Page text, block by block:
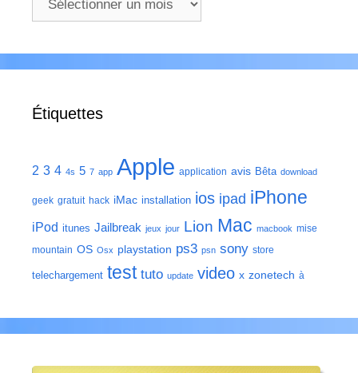
Étiquettes
2 3 4 4s 5 7 app Apple application avis Bêta download
geek gratuit hack iMac installation ios ipad iPhone
iPod itunes Jailbreak jeux jour Lion Mac macbook mise
mountain OS Osx playstation ps3 psn sony store
telechargement test tuto update video x zonetech à